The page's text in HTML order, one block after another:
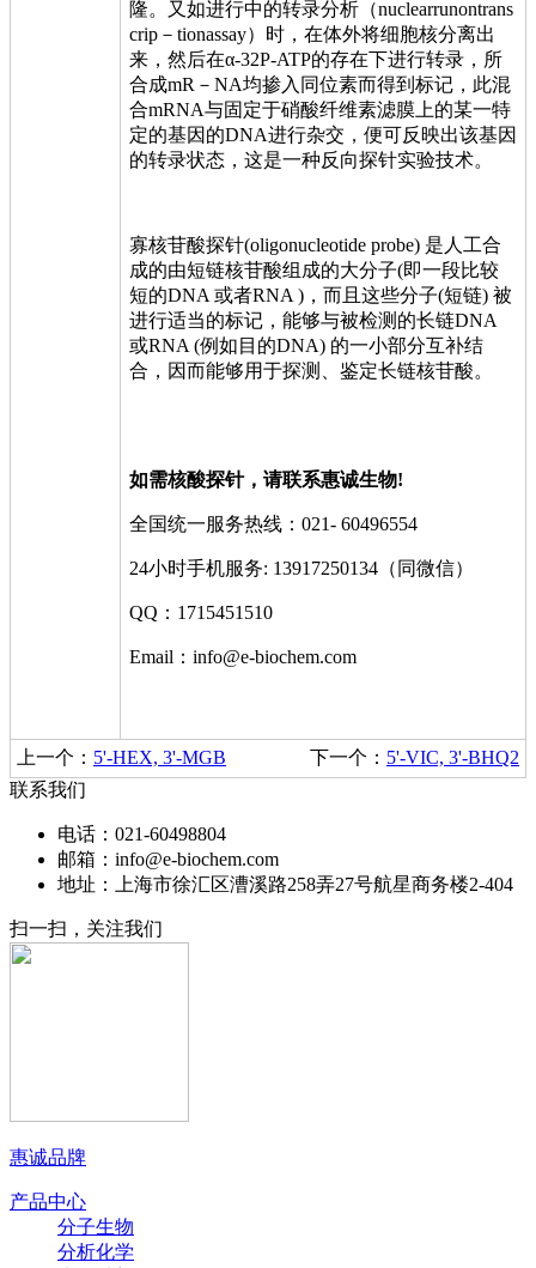
隆。又如进行中的转录分析（nuclearrunontrans
crip－tionassay）时，在体外将细胞核分离出
来，然后在α-32P-ATP的存在下进行转录，所
合成mR－NA均掺入同位素而得到标记，此混
合mRNA与固定于硝酸纤维素滤膜上的某一特
定的基因的DNA进行杂交，便可反映出该基因
的转录状态，这是一种反向探针实验技术。
寡核苷酸探针(oligonucleotide probe) 是人工合
成的由短链核苷酸组成的大分子(即一段比较
短的DNA 或者RNA )，而且这些分子(短链) 被
进行适当的标记，能够与被检测的长链DNA
或RNA (例如目的DNA) 的一小部分互补结
合，因而能够用于探测、鉴定长链核苷酸。
如需核酸探针，请联系惠诚生物!
全国统一服务热线：021- 60496554
24小时手机服务: 13917250134（同微信）
QQ：1715451510
Email：info@e-biochem.com
下一个： 5'-VIC, 3'-BHQ2
上一个： 5'-HEX, 3'-MGB
联系我们
电话：021-60498804
邮箱：info@e-biochem.com
地址：上海市徐汇区漕溪路258弄27号航星商务楼2-404
扫一扫，关注我们
惠诚品牌
产品中心
分子生物
分析化学